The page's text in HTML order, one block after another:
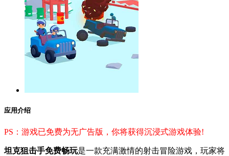
应用介绍
PS：游戏已免费为无广告版，你将获得沉浸式游戏体验!
坦克狙击手免费畅玩是一款充满激情的射击冒险游戏，玩家将